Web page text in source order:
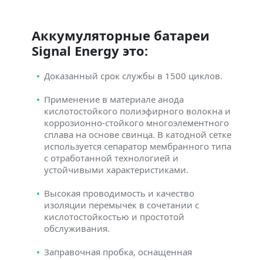
Аккумуляторные батареи
Signal Energy это:
Доказанный срок службы в 1500 циклов.
Применение в материале анода
кислотостойкого полиэфирного волокна и
коррозионно-стойкого многоэлементного
сплава на основе свинца. В катодной сетке
используется сепаратор мембранного типа
с отработанной технологией и
устойчивыми характеристиками.
Высокая проводимость и качество
изоляции перемычек в сочетании с
кислотостойкостью и простотой
обслуживания.
Заправочная пробка, оснащенная